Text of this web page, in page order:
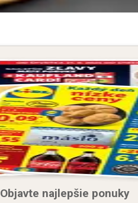
Objavte najlepšie ponuky